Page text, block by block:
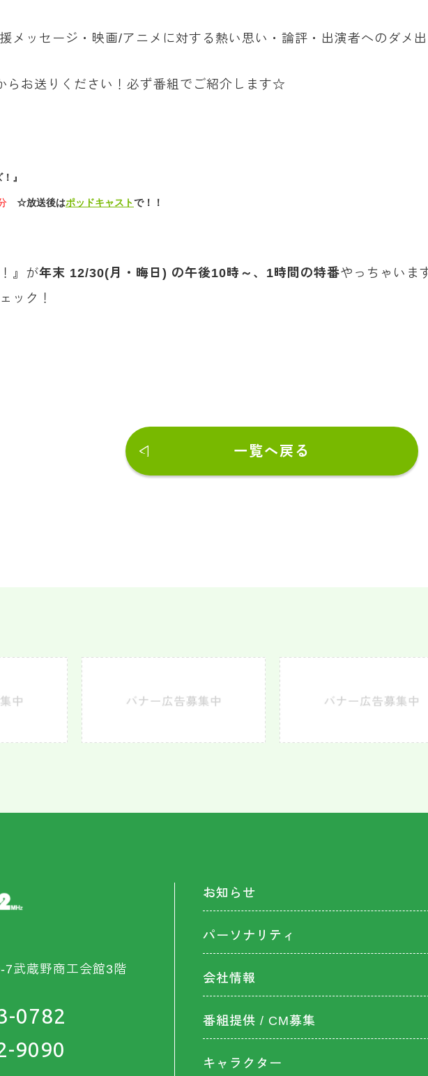
メッセージ・映画/アニメに対する熱い思い・論評・出演者へのダメ
らお送りください！必ず番組でご紹介します☆
』
☆放送後はポッドキャストで！！
』が年末 12/30(月・晦日) の午後10時～、1時間の特番やっちゃいま
ック！
一覧へ戻る
武蔵野商工会館3階
0782
9090
お知らせ
パーソナリティ
会社情報
番組提供 / CM募集
キャラクター